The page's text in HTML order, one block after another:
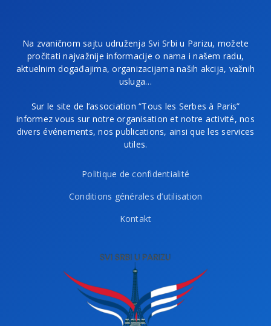
Na zvaničnom sajtu udruženja Svi Srbi u Parizu, možete
pročitati najvažnije informacije o nama i našem radu,
aktuelnim događajima, organizacijama naših akcija, važnih
usluga…
Sur le site de l’association “Tous les Serbes à Paris”
informez vous sur notre organisation et notre activité, nos
divers événements, nos publications, ainsi que les services
utiles.
Politique de confidentialité
Conditions générales d’utilisation
Kontakt